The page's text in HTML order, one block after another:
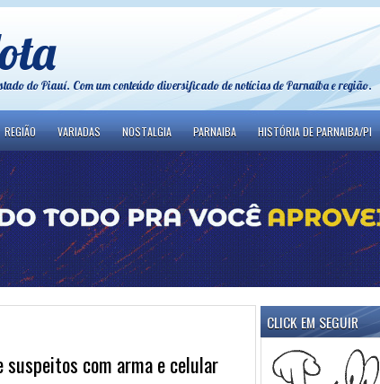
do Piauí. Com um conteúdo diversificado de notícias de Parnaíba e região.
REGIÃO VARIADAS NOSTALGIA PARNAIBA HISTÓRIA DE PARNAIBA/PI
suspeitos com arma e celular
CLICK EM SEGUIR